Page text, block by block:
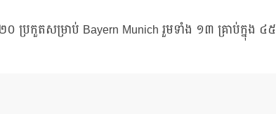
ប្រកួតសម្រាប់ Bayern Munich រួមទាំង ១៣ គ្រាប់ក្នុង ៤៥